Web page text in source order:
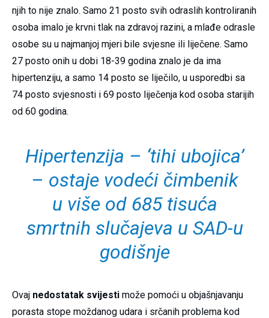
njih to nije znalo. Samo 21 posto svih odraslih kontroliranih
osoba imalo je krvni tlak na zdravoj razini, a mlađe odrasle
osobe su u najmanjoj mjeri bile svjesne ili liječene. Samo
27 posto onih u dobi 18-39 godina znalo je da ima
hipertenziju, a samo 14 posto se liječilo, u usporedbi sa
74 posto svjesnosti i 69 posto liječenja kod osoba starijih
od 60 godina.
Hipertenzija – ‘tihi ubojica’
– ostaje vodeći čimbenik
u više od 685 tisuća
smrtnih slučajeva u SAD-u
godišnje
Ovaj nedostatak svijesti može pomoći u objašnjavanju
porasta stope moždanog udara i srčanih problema kod